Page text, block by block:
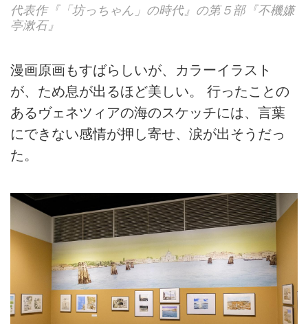
代表作『「坊っちゃん」の時代』の第５部『不機嫌
亭漱石』
漫画原画もすばらしいが、カラーイラスト
が、ため息が出るほど美しい。 行ったことの
あるヴェネツィアの海のスケッチには、言葉
にできない感情が押し寄せ、涙が出そうだっ
た。